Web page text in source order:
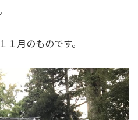
月のものです。